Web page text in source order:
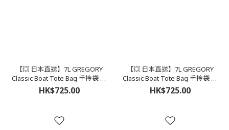
【💥 日本直送】7L GREGORY
Classic Boat Tote Bag 手拎袋 斜
孭袋 側孭袋 單肩包 手提包 ボート
トートS
HK$725.00
【💥 日本直送】7L GREGORY
Classic Boat Tote Bag 手拎袋 斜
孭袋 側孭袋 單肩包 手提包 ボート
トートS
HK$725.00